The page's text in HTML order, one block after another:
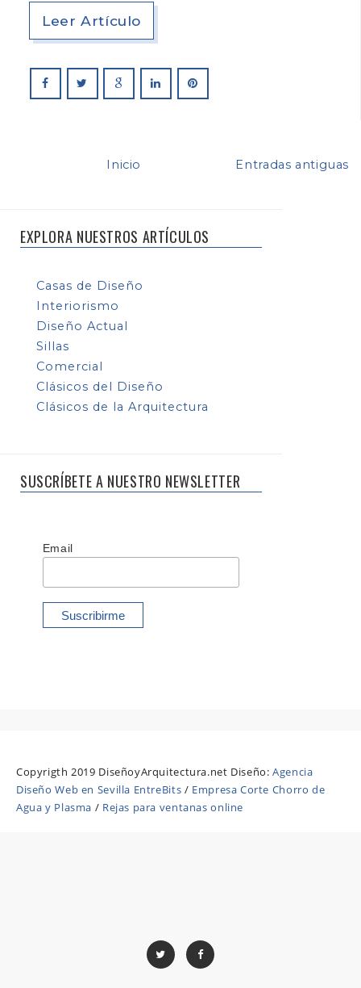
Leer Artículo
Entradas antiguas
Inicio
EXPLORA NUESTROS ARTÍCULOS
Casas de Diseño
Interiorismo
Diseño Actual
Sillas
Comercial
Clásicos del Diseño
Clásicos de la Arquitectura
SUSCRÍBETE A NUESTRO NEWSLETTER
Email
Copyrigth 2019 DiseñoyArquitectura.net Diseño:Agencia
Diseño Web en Sevilla EntreBits / Empresa Corte Chorro de
Agua y Plasma / Rejas para ventanas online